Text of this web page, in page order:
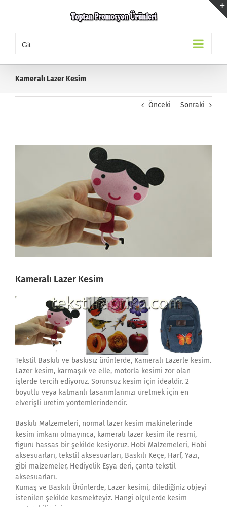
Git...
Kameralı Lazer Kesim
Önceki Sonraki
Kameralı Lazer Kesim
Tekstil Baskılı ve baskısız ürünlerde, Kameralı Lazerle kesim.
Lazer kesim, karmaşık ve elle, motorla kesimi zor olan
işlerde tercih ediyoruz. Sorunsuz kesim için idealdir. 2
boyutlu veya katmanlı tasarımlarınızı üretmek için en
elverişli üretim yöntemlerindendir.
Baskılı Malzemeleri, normal lazer kesim makinelerinde
kesim imkanı olmayınca, kameralı lazer kesim ile resmi,
figürü hassas bir şekilde kesiyoruz. Hobi Malzemeleri, Hobi
aksesuarları, tekstil aksesuarları, Baskılı Keçe, Harf, Yazı,
gibi malzemeler, Hediyelik Eşya deri, çanta tekstil
aksesuarları.
Kumaş ve Baskılı Ürünlerde, Lazer kesimi, dilediğiniz objeyi
istenilen şekilde kesmekteyiz. Hangi ölçülerde kesim